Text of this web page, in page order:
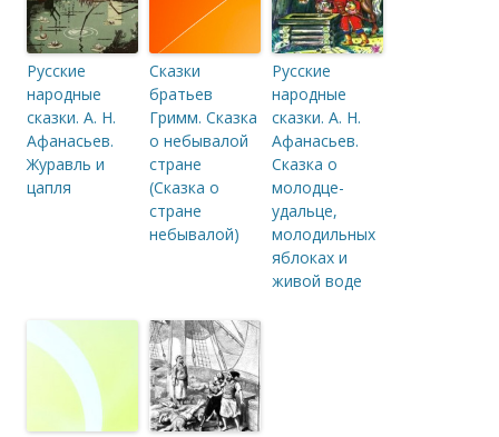
Русские
народные
сказки. А. Н.
Афанасьев.
Журавль и
цапля
Сказки
братьев
Гримм. Сказка
о небывалой
стране
(Сказка о
стране
небывалой)
Русские
народные
сказки. А. Н.
Афанасьев.
Сказка о
молодце-
удальце,
молодильных
яблоках и
живой воде